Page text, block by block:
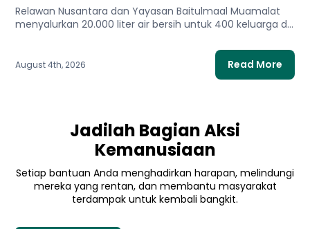
Relawan Nusantara dan Yayasan Baitulmaal Muamalat
menyalurkan 20.000 liter air bersih untuk 400 keluarga di
August 4th, 2026 Read More
Jadilah Bagian Aksi
Kemanusiaan
Setiap bantuan Anda menghadirkan harapan, melindungi
mereka yang rentan, dan membantu masyarakat
terdampak untuk kembali bangkit.